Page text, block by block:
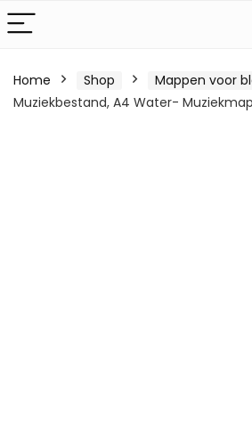
Home Shop
Mappen voor
Muziekbestand, A4 Water-